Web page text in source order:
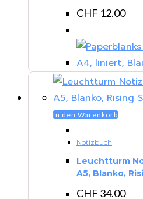
CHF 12.00
In den Warenkorb
Notizbuch
Leuchtturm
A5, Blanko,
CHF 34.00